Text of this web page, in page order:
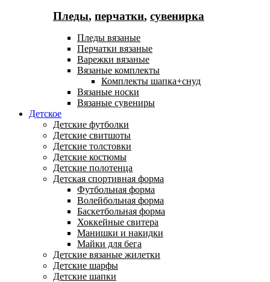
Пледы, перчатки, сувенирка
Пледы вязаные
Перчатки вязаные
Варежки вязаные
Вязаные комплекты
Комплекты шапка+снуд
Вязаные носки
Вязаные сувениры
Детское
Детские футболки
Детские свитшоты
Детские толстовки
Детские костюмы
Детские полотенца
Детская спортивная форма
Футбольная форма
Волейбольная форма
Баскетбольная форма
Хоккейные свитера
Манишки и накидки
Майки для бега
Детские вязаные жилетки
Детские шарфы
Детские шапки